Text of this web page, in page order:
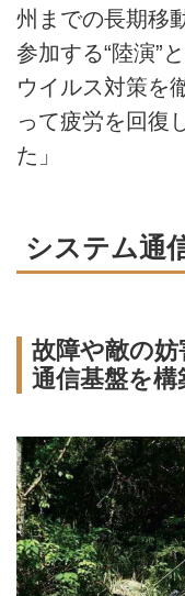
州までの長期移
参加する“陸演”
ウイルス対策を
って疲労を回復
た」
システム通
故障や敵の
通信基盤を構